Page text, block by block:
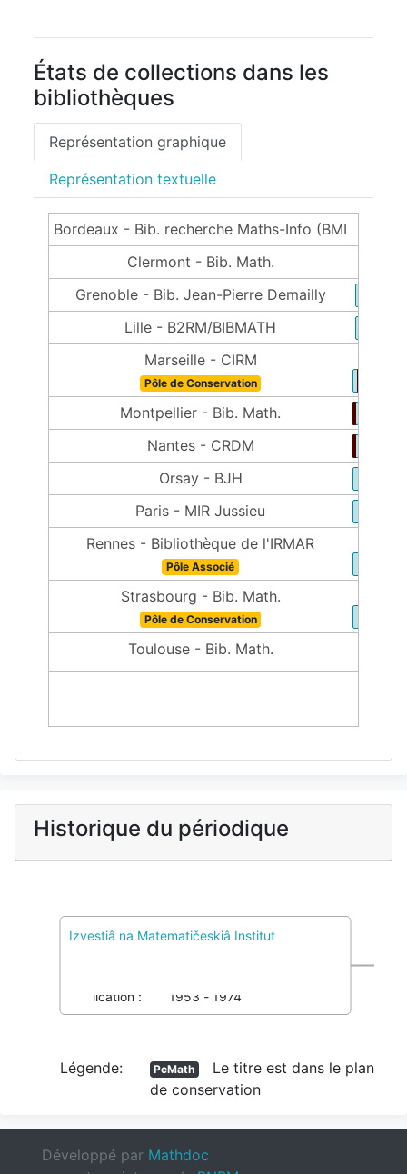
États de collections dans les
bibliothèques
Représentation graphique
Représentation textuelle
Bordeaux - Bib. recherche Maths-Info (BMI
Clermont - Bib. Math.
Grenoble - Bib. Jean-Pierre Demailly
Lille - B2RM/BIBMATH
Marseille - CIRM
Pôle de Conservation
Montpellier - Bib. Math.
Nantes - CRDM
Orsay - BJH
Paris - MIR Jussieu
Rennes - Bibliothèque de l'IRMAR
Pôle Associé
Strasbourg - Bib. Math.
Pôle de Conservation
Toulouse - Bib. Math.
Historique du périodique
Izvestiâ na Matematičeskiâ Institut
Publication :
1953 - 1974
Légende: PcMath
Le titre est dans le plan
de conservation
Développé par Mathdoc